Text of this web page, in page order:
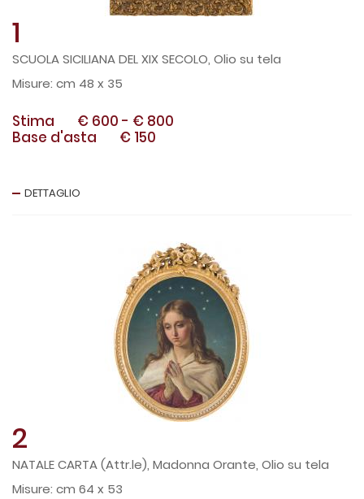
1
SCUOLA SICILIANA DEL XIX SECOLO, Olio su tela
cm 48 x 35
Stima € 600 - € 800
Base d'asta
€ 150
DETTAGLIO
2
NATALE CARTA (Attr.le), Madonna Orante, Olio su tela
cm 64 x 53